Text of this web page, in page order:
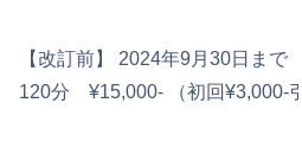
【改訂前】 2024年9月30日まで
120分 ¥15,000- （初回¥3,000-